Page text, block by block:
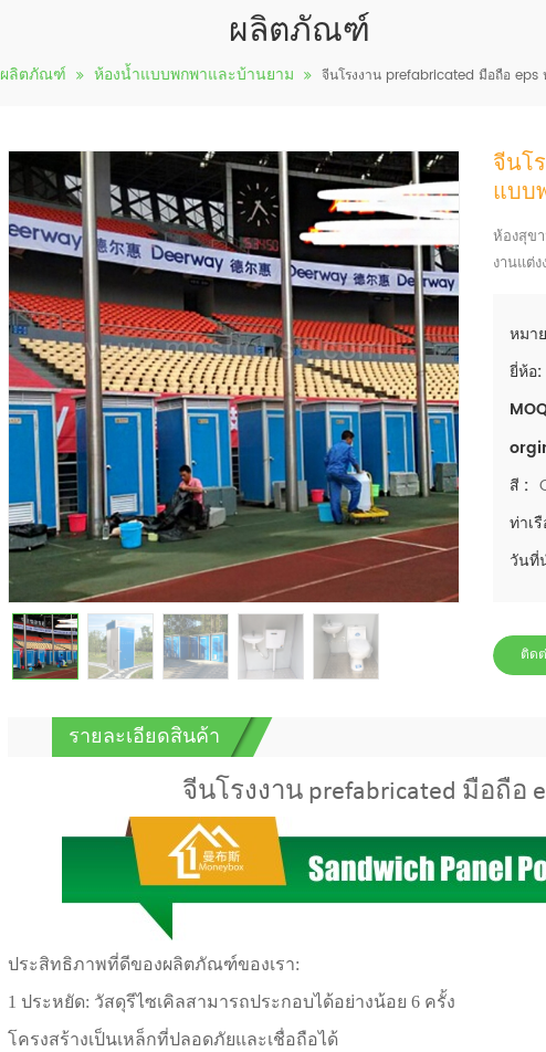
ผลิตภัณฑ์
ผลิตภัณฑ์ ห้องน้ำแบบพกพาและบ้านยาม จีนโรงงาน prefabricated มือถือ eps
จีนโ
แบบ
ห้องสุข
งานแต่
หมา
ยี่ห้อ:
สี :
ท่าเ
วันที่
ติด
รายละเอียดสินค้า
จีนโรงงาน prefabricated มือถือ
ประสิทธิภาพที่ดีของผลิตภัณฑ์ของเรา:
1 ประหยัด: วัสดุรีไซเคิลสามารถประกอบได้อย่างน้อย 6 ครั้ง
โครงสร้างเป็นเหล็กที่ปลอดภัยและเชื่อถือได้